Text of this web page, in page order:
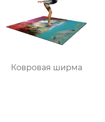
Ковровая ширма